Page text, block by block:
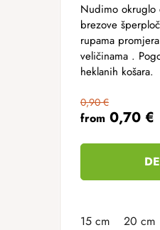
from 0,70 €
0,90 €
Nudimo
brezove
rupama
veličinama .
heklanih košara.
15 cm 20 cm